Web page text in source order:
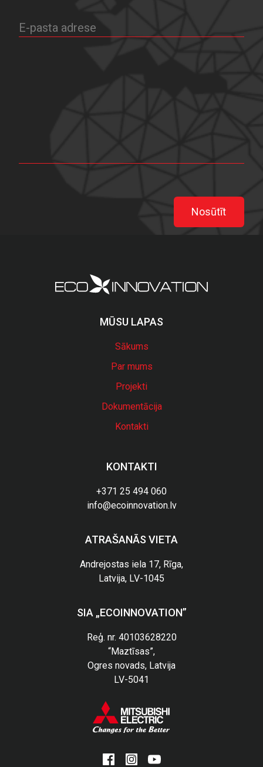
Nosūtīt
MŪSU LAPAS
Sākums
Par mums
Projekti
Dokumentācija
Kontakti
KONTAKTI
+371 25 494 060
info@ecoinnovation.lv
ATRAŠANĀS VIETA
Andrejostas iela 17, Rīga,
Latvija, LV-1045
SIA „ECOINNOVATION”
Reģ. nr. 40103628220
“Maztīsas”,
Ogres novads, Latvija
LV-5041